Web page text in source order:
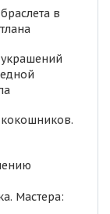
в
кокошников.
Мастера: